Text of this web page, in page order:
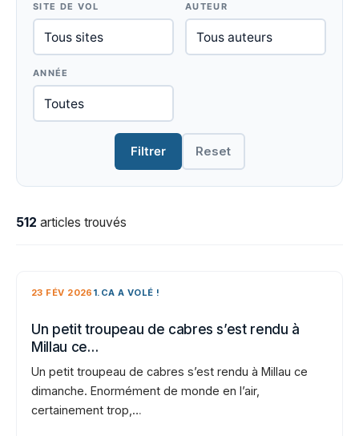
SITE DE VOL AUTEUR
ANNÉE
Filtrer Reset
512 articles trouvés
23 FÉV 2026 1.CA A VOLÉ !
Un petit troupeau de cabres s’est rendu à
Millau ce…
Un petit troupeau de cabres s’est rendu à Millau ce
dimanche. Enormément de monde en l’air,
certainement trop,…